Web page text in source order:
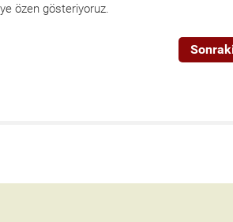
özen gösteriyoruz.